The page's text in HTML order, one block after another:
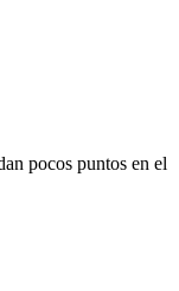
pocos puntos en el